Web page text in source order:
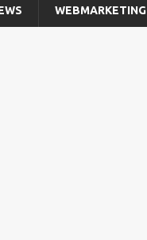
WEBMARKETING